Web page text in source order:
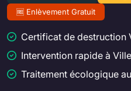
🆓 Enlèvement Gratuit
Certificat de destruction
Intervention rapide à
Traitement écologique